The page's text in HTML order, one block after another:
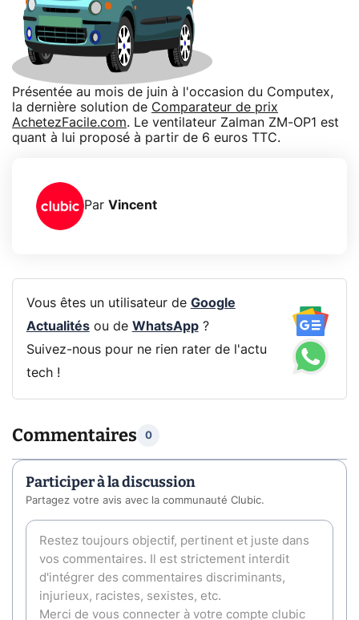
Présentée au mois de juin à l'occasion du Computex,
la dernière solution de Comparateur de prix
AchetezFacile.com. Le ventilateur Zalman ZM-OP1 est
quant à lui proposé à partir de 6 euros TTC.
Par Vincent
Vous êtes un utilisateur de Google
Actualitésou de WhatsApp?
Suivez-nous pour ne rien rater de l'actu
tech !
Commentaires 0
Participer à la discussion
Partagez votre avis avec la communauté Clubic.